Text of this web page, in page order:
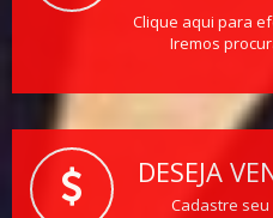
Clique aqui para
Iremos
DESEJA
Cadastre